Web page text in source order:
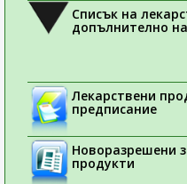
Списък на
допълнително
Лекарствени
предписание
Новоразрешени
продукти